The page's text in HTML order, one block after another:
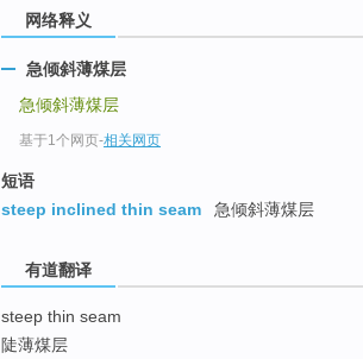
网络释义
急倾斜薄煤层
急倾斜薄煤层
基于1个网页-相关网页
短语
steep inclined thin seam
急倾斜薄煤层
有道翻译
steep thin seam
陡薄煤层